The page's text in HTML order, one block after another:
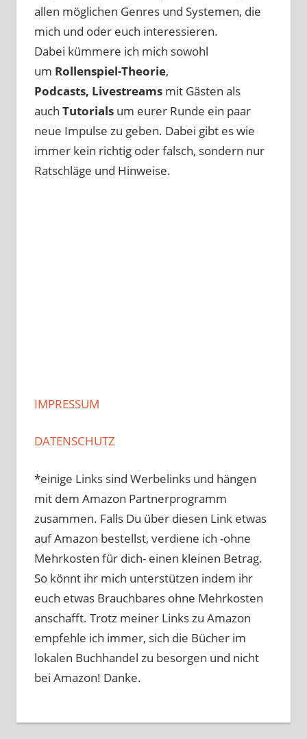
allen möglichen Genres und Systemen, die
mich und oder euch interessieren.
Dabei kümmere ich mich sowohl
um Rollenspiel-Theorie,
Podcasts, Livestreams mit Gästen als
auch Tutorials um eurer Runde ein paar
neue Impulse zu geben. Dabei gibt es wie
immer kein richtig oder falsch, sondern nur
Ratschläge und Hinweise.
IMPRESSUM
DATENSCHUTZ
*einige Links sind Werbelinks und hängen
mit dem Amazon Partnerprogramm
zusammen. Falls Du über diesen Link etwas
auf Amazon bestellst, verdiene ich -ohne
Mehrkosten für dich- einen kleinen Betrag.
So könnt ihr mich unterstützen indem ihr
euch etwas Brauchbares ohne Mehrkosten
anschafft. Trotz meiner Links zu Amazon
empfehle ich immer, sich die Bücher im
lokalen Buchhandel zu besorgen und nicht
bei Amazon! Danke.